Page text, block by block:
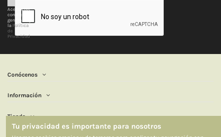
Acepto las
condiciones
generales y
la Política
de
Privacidad
Conócenos
Información
Tienda
Tu privacidad es importante para nosotros